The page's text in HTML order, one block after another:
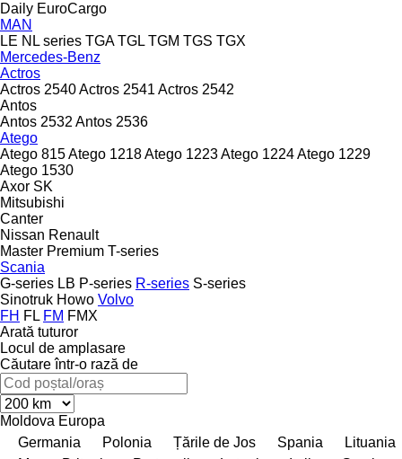
Daily EuroCargo
MAN
LE NL series TGA TGL TGM TGS TGX
Mercedes-Benz
Actros
Actros 2540Actros 2541 Actros 2542
Antos
Antos 2532 Antos 2536
Atego
Atego 815Atego 1218Atego 1223Atego 1224Atego 1229
Atego 1530
Axor SK
Mitsubishi
Canter
Nissan Renault
Master Premium T-series
Scania
G-series LB P-series R-series S-series
Sinotruk Howo Volvo
FH FL FM FMX
Arată tuturor
Locul de amplasare
Căutare într-o rază de
Moldova Europa
Germania
Polonia Țările de Jos Spania
Lituania